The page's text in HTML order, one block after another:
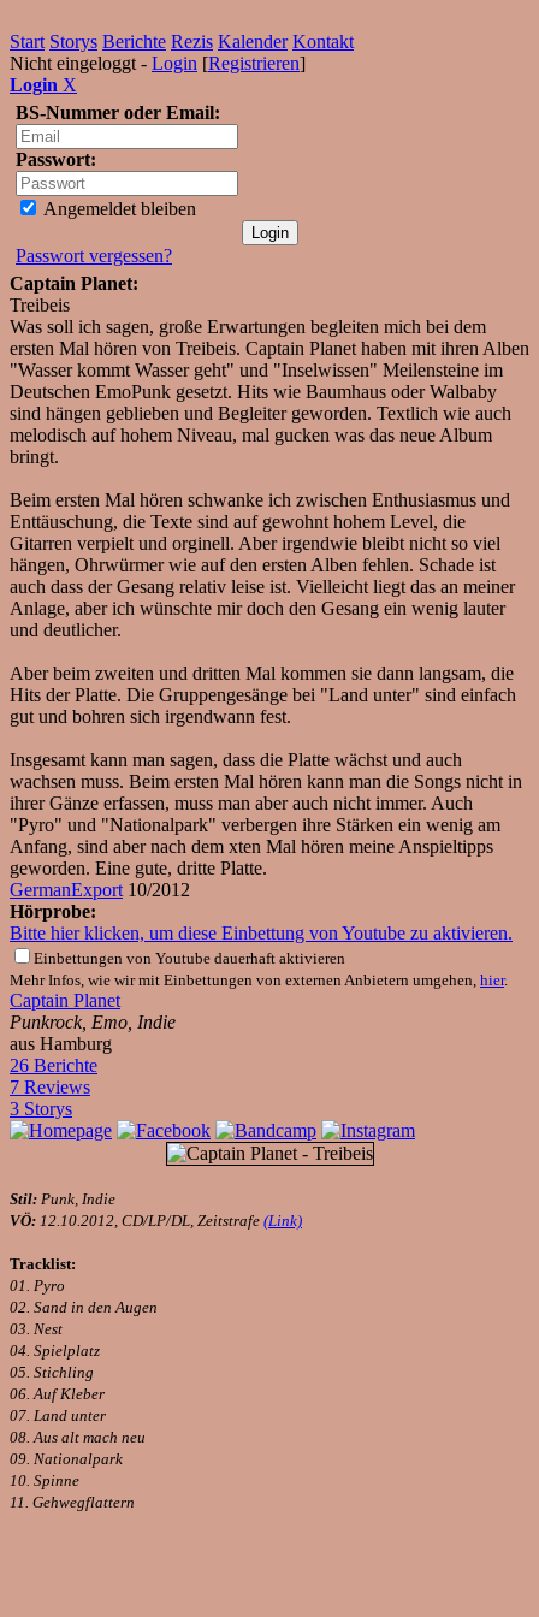
Start Storys Berichte Rezis Kalender Kontakt
Nicht eingeloggt - Login [Registrieren]
Login X
BS-Nummer oder Email:
Passwort:
Angemeldet bleiben
Passwort vergessen?
Captain Planet:
Treibeis
Was soll ich sagen, große Erwartungen begleiten mich bei dem
ersten Mal hören von Treibeis. Captain Planet haben mit ihren Alben
"Wasser kommt Wasser geht" und "Inselwissen" Meilensteine im
Deutschen EmoPunk gesetzt. Hits wie Baumhaus oder Walbaby
sind hängen geblieben und Begleiter geworden. Textlich wie auch
melodisch auf hohem Niveau, mal gucken was das neue Album
bringt.
Beim ersten Mal hören schwanke ich zwischen Enthusiasmus und
Enttäuschung, die Texte sind auf gewohnt hohem Level, die
Gitarren verpielt und orginell. Aber irgendwie bleibt nicht so viel
hängen, Ohrwürmer wie auf den ersten Alben fehlen. Schade ist
auch dass der Gesang relativ leise ist. Vielleicht liegt das an meiner
Anlage, aber ich wünschte mir doch den Gesang ein wenig lauter
und deutlicher.
Aber beim zweiten und dritten Mal kommen sie dann langsam, die
Hits der Platte. Die Gruppengesänge bei "Land unter" sind einfach
gut und bohren sich irgendwann fest.
Insgesamt kann man sagen, dass die Platte wächst und auch
wachsen muss. Beim ersten Mal hören kann man die Songs nicht in
ihrer Gänze erfassen, muss man aber auch nicht immer. Auch
"Pyro" und "Nationalpark" verbergen ihre Stärken ein wenig am
Anfang, sind aber nach dem xten Mal hören meine Anspieltipps
geworden. Eine gute, dritte Platte.
GermanExport 10/2012
Hörprobe:
Bitte hier klicken, um diese Einbettung von Youtube zu aktivieren.
Einbettungen von Youtube dauerhaft aktivieren
Mehr Infos, wie wir mit Einbettungen von externen Anbietern umgehen, hier.
Captain Planet
Punkrock, Emo, Indie
aus Hamburg
26 Berichte
7 Reviews
3 Storys
Stil: Punk, Indie
VÖ: 12.10.2012, CD/LP/DL, Zeitstrafe (Link)
Tracklist:
01. Pyro
02. Sand in den Augen
03. Nest
04. Spielplatz
05. Stichling
06. Auf Kleber
07. Land unter
08. Aus alt mach neu
09. Nationalpark
10. Spinne
11. Gehwegflattern